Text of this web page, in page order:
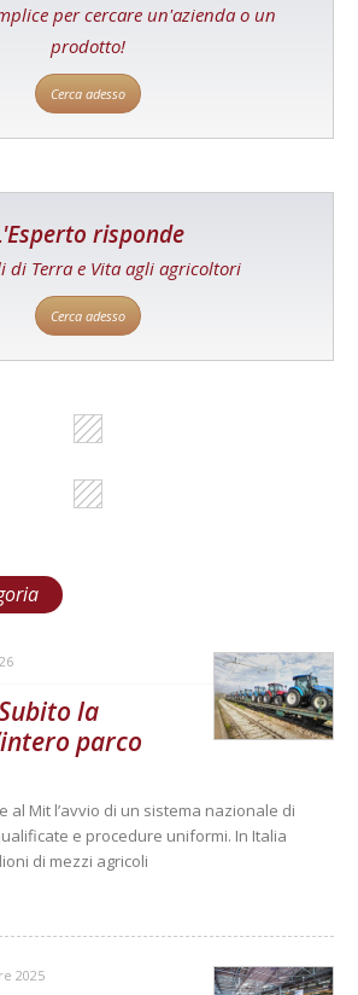
per cercare un'azienda o un
prodotto!
Cerca adesso
risponde
di Terra e Vita agli agricoltori
Cerca adesso
la
parco
al Mit l’avvio di un sistema nazionale di
e procedure uniformi. In Italia
di mezzi agricoli
2025